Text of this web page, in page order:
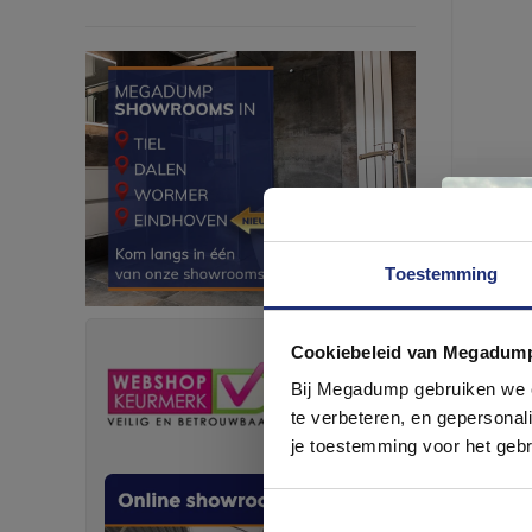
Toestemming
Cookiebeleid van
Bij Megadump gebruiken
te verbeteren, en
je toestemming voor het
Flaminia
€34,95 /